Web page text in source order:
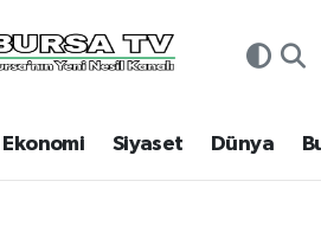
Ekonomi Siyaset Dünya